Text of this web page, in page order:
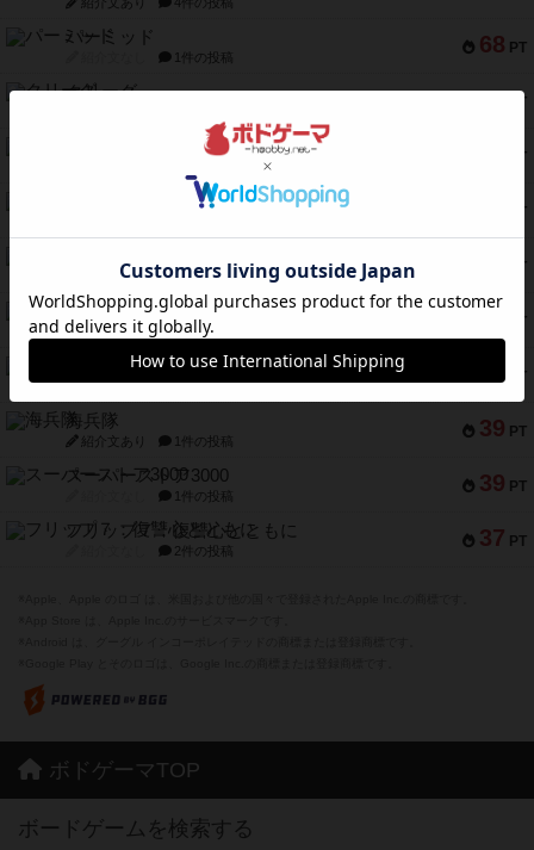
68 PT
パーミッド
1件の投稿
57 PT
クリーグ
PT
セミファイナル ～お前はまだ生きている～
PT
ふたつの街の物語
PT
紹介文あり 4件の投稿
PT
とうほうの！
紹介文なし 1件の投稿
42 PT
スターマイン・ラミー ポケット
紹介文あり 2件の投稿
39 PT
海兵隊
紹介文あり 1件の投稿
39 PT
スーパーストア3000
1件の投稿
37 PT
フリップ７：復讐心とともに
2件の投稿
ボドゲーマTOP
ボードゲームを検索する